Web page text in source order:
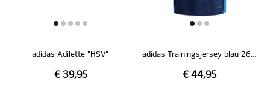
adidas Adilette "HSV"
€ 39,95
adidas Trainingsjersey blau 26/27
€ 44,95